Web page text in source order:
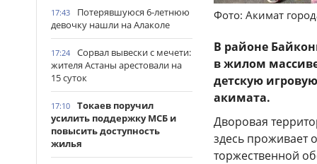
17:43
Потерявшуюся 6-летнюю
девочку нашли на Алаколе
17:24
Сорвал вывески с мечети:
жителя Астаны арестовали на
15 суток
17:10
Токаев поручил
усилить поддержку МСБ и
повысить доступность
жилья
Фото: Акимат
В районе
в жилом
детскую
акимата.
Дворовая
здесь проживает
торжественной